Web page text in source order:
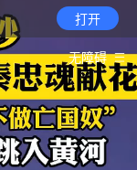
打开
无障碍